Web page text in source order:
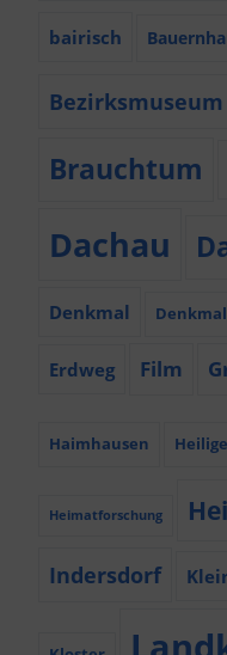
bairisch
Brauchtum
Dachau
Denkmal
Erdweg Film
Haimhausen Heilige
Heimatforschung
Indersdorf